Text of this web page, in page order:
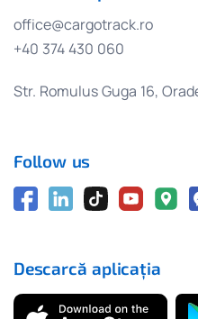
office@cargotrack.ro
+40 374 430 060
Str. Romulus Guga 16,
Follow us
Descarcă aplicația